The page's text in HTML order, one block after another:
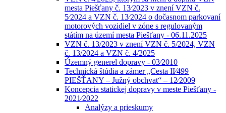
mesta Piešťany č. 13⁄2023 v znení VZN č.
5⁄2024 a VZN č. 13⁄2024 o dočasnom parkovaní
motorových vozidiel v zóne s regulovaným
státím na území mesta Piešťany - 06.11.2025
VZN č. 13/2023 v znení VZN č. 5/2024, VZN
č. 13/2024 a VZN č. 4/2025
Územný generel dopravy - 03⁄2010
Technická štúdia a zámer „Cesta II⁄499
PIEŠŤANY – Južný obchvat“ – 12⁄2009
Koncepcia statickej dopravy v meste Piešťany -
2021⁄2022
Analýzy a prieskumy